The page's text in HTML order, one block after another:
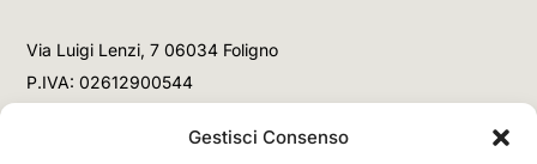
Gestisci Consenso
Via Luigi Lenzi, 7 06034 Foligno
P.IVA: 02612900544